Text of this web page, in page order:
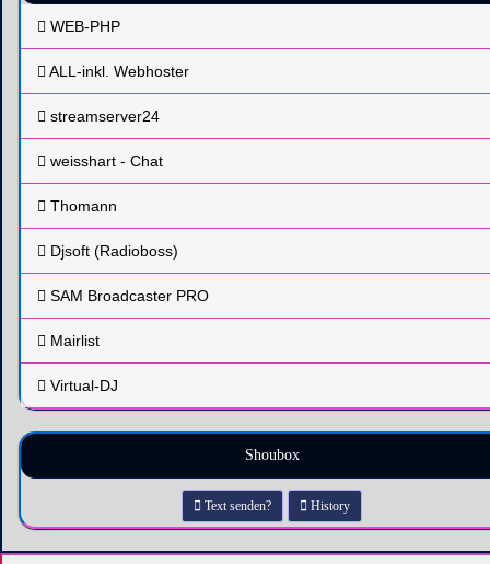
WEB-PHP
ALL-inkl. Webhoster
streamserver24
weisshart - Chat
Thomann
Djsoft (Radioboss)
SAM Broadcaster PRO
Mairlist
Virtual-DJ
Shoubox
Text senden? History